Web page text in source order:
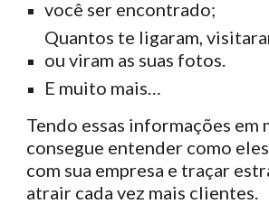
você ser encontrado;
Quantos te ligaram,
ou viram as suas fotos.
E muito mais…
Tendo essas informações em
consegue entender como
com sua empresa e traçar
atrair cada vez mais clientes.